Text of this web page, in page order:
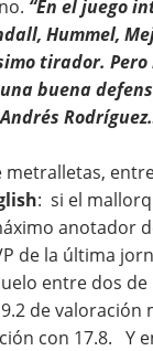
“En el juego
Hummel,
tirador. Pero
buena
: si el
anotador
de la última
entre dos de
de valoración
con 17.8. Y